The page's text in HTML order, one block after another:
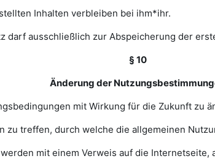
Inhalten verbleiben bei ihm*ihr.
ausschließlich zur Abspeicherung der
§ 10
Änderung der
mit Wirkung für die Zukunft zu
zu treffen, durch welche die allgemeinen
mit einem Verweis auf die